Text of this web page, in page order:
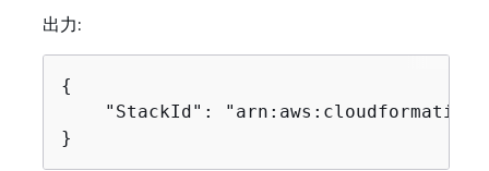
出力:
{
"StackId":
}